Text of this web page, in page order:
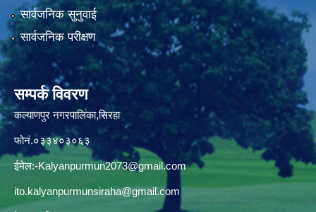
सार्वजनिक सुनुवाई
सार्वजनिक परीक्षण
सम्पर्क विवरण
कल्याणपुर नगरपालिका,सिरहा
फोनं.०३३४०३०६३
ईमेल:-Kalyanpurmun2073@gmail.com
ito.kalyanpurmunsiraha@gmail.com